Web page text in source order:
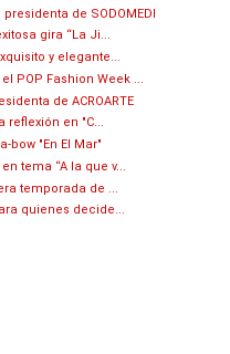
de SODOMEDI
gira “La Ji...
y elegante...
POP Fashion Week ...
de ACROARTE
reflexión en "C...
bow "En El Mar"
tema “A la que v...
temporada de ...
quienes decide...